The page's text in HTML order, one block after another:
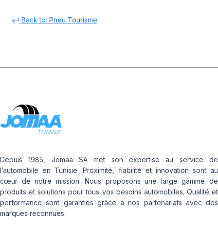
Back to: Pneu Tourisme
Depuis 1985, Jomaa SA met son expertise au service de
l’automobile en Tunisie. Proximité, fiabilité et innovation sont au
cœur de notre mission. Nous proposons une large gamme de
produits et solutions pour tous vos besoins automobiles. Qualité et
performance sont garanties grâce à nos partenariats avec des
marques reconnues.